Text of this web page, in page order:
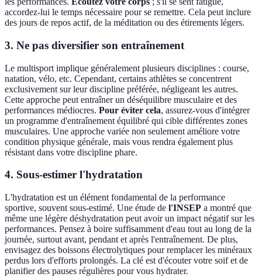
accordez-lui le temps nécessaire pour se remettre. Cela peut inclure
des jours de repos actif, de la méditation ou des étirements légers.
3. Ne pas diversifier son entraînement
Le multisport implique généralement plusieurs disciplines : course,
natation, vélo, etc. Cependant, certains athlètes se concentrent
exclusivement sur leur discipline préférée, négligeant les autres.
Cette approche peut entraîner un déséquilibre musculaire et des
performances médiocres. Pour éviter cela, assurez-vous d'intégrer
un programme d'entraînement équilibré qui cible différentes zones
musculaires. Une approche variée non seulement améliore votre
condition physique générale, mais vous rendra également plus
résistant dans votre discipline phare.
4. Sous-estimer l'hydratation
L'hydratation est un élément fondamental de la performance
sportive, souvent sous-estimé. Une étude de l'INSEP a montré que
même une légère déshydratation peut avoir un impact négatif sur les
performances. Pensez à boire suffisamment d'eau tout au long de la
journée, surtout avant, pendant et après l'entraînement. De plus,
envisagez des boissons électrolytiques pour remplacer les minéraux
perdus lors d'efforts prolongés. La clé est d'écouter votre soif et de
planifier des pauses régulières pour vous hydrater.